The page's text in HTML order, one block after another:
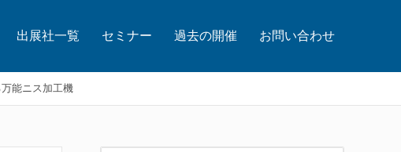
出展社一覧 セミナー 過去の開催 お問い合わせ
能ニス加工機